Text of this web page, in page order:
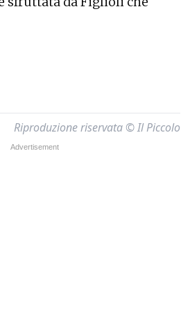
Riproduzione riservata © Il Piccolo